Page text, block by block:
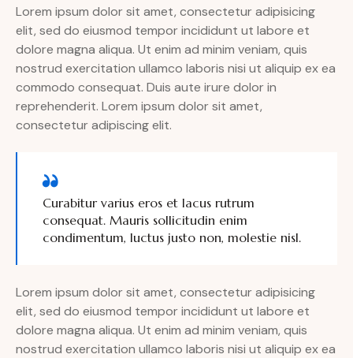
Lorem ipsum dolor sit amet, consectetur adipisicing
elit, sed do eiusmod tempor incididunt ut labore et
dolore magna aliqua. Ut enim ad minim veniam, quis
nostrud exercitation ullamco laboris nisi ut aliquip ex ea
commodo consequat. Duis aute irure dolor in
reprehenderit. Lorem ipsum dolor sit amet,
consectetur adipiscing elit.
Curabitur varius eros et lacus rutrum
consequat. Mauris sollicitudin enim
condimentum, luctus justo non, molestie nisl.
Lorem ipsum dolor sit amet, consectetur adipisicing
elit, sed do eiusmod tempor incididunt ut labore et
dolore magna aliqua. Ut enim ad minim veniam, quis
nostrud exercitation ullamco laboris nisi ut aliquip ex ea